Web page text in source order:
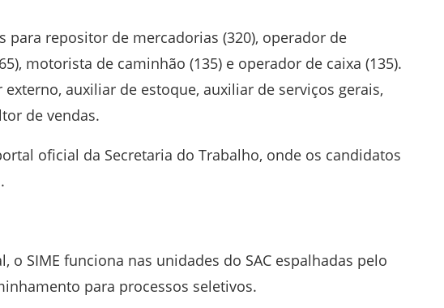
para repositor de mercadorias (320), operador de
motorista de caminhão (135) e operador de caixa (135).
auxiliar de estoque, auxiliar de serviços gerais,
de vendas.
oficial da Secretaria do Trabalho, onde os candidatos
SIME funciona nas unidades do SAC espalhadas pelo
para processos seletivos.